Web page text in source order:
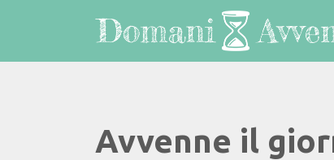
Avvenne il